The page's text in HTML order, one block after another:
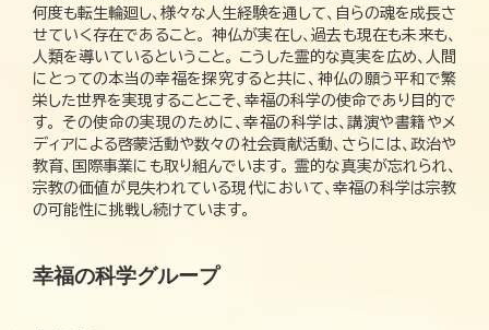
何度も転生輪廻し、様々な人生経験を通して、自らの魂を成長さ
せていく存在であること。 神仏が実在し、過去も現在も未来も、
人類を導いているということ。 こうした霊的な真実を広め、人間
にとっての本当の幸福を探究すると共に、神仏の願う平和で繁
栄した世界を実現することこそ、幸福の科学の使命であり目的で
す。 その使命の実現のために、幸福の科学は、講演や書籍やメ
ディアによる啓蒙活動や数々の社会貢献活動、さらには、政治や
教育、国際事業にも取り組んでいます。 霊的な真実が忘れられ、
宗教の価値が見失われている現代において、幸福の科学は宗教
の可能性に挑戦し続けています。
幸福の科学グループ